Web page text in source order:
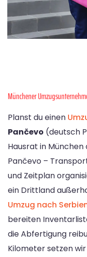
Münchener
Planst du einen
Pančevo (deutsch
Hausrat in
Pančevo –
und Zeitplan
ein Drittland
Umzug nach
bereiten
die Abfertigung
Kilometer setzen